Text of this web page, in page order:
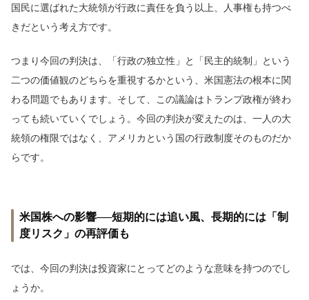
国民に選ばれた大統領が行政に責任を負う以上、人事権も持つべ
きだという考え方です。
つまり今回の判決は、「行政の独立性」と「民主的統制」という
二つの価値観のどちらを重視するかという、米国憲法の根本に関
わる問題でもあります。そして、この議論はトランプ政権が終わ
っても続いていくでしょう。今回の判決が変えたのは、一人の大
統領の権限ではなく、アメリカという国の行政制度そのものだか
らです。
米国株への影響──短期的には追い風、長期的には「制
度リスク」の再評価も
では、今回の判決は投資家にとってどのような意味を持つのでし
ょうか。